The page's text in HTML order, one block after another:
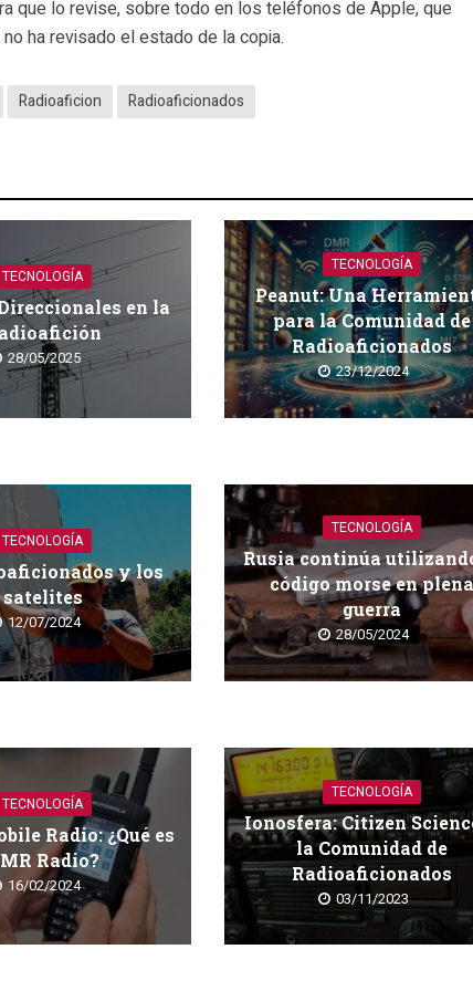
que lo revise, sobre todo en los teléfonos de Apple, que
ha revisado el estado de la copia.
Radioaficion Radioaficionados
TECNOLOGÍA
en la
28/05/2025
TECNOLOGÍA
Peanut: Una
para la Comunidad de
Radioaficionados
23/12/2024
TECNOLOGÍA
y los
satelites
12/07/2024
TECNOLOGÍA
Rusia continúa
código morse en plena
guerra
28/05/2024
TECNOLOGÍA
Radio: ¿Qué es
Radio?
16/02/2024
TECNOLOGÍA
Ionosfera: Citizen
la Comunidad de
Radioaficionados
03/11/2023